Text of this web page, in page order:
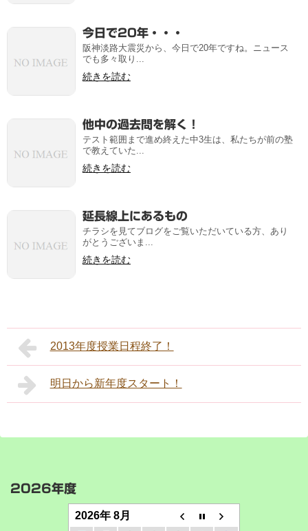
今日で20年・・・
阪神淡路大震災から、今日で20年ですね。ニュース
でも多々取り...
続きを読む
他中の過去問を解く！
テスト範囲まで進め終えた中3生は、私たちが前の塾
で教えていた...
続きを読む
延長線上にあるもの
チラシを見てブログをご覧いただいている方、あり
がとうございま...
続きを読む
2013年度授業日程終了！
明日から新年度スタート！
2026年度
2026年 8月